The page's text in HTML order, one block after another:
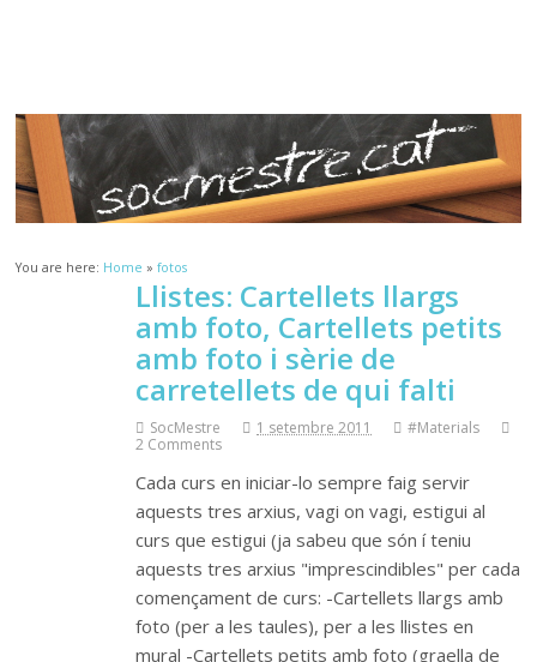
You are here: Home »fotos
Llistes: Cartellets llargs
amb foto, Cartellets petits
amb foto i sèrie de
carretellets de qui falti
SocMestre 1 setembre 2011
#Materials
2 Comments
Cada curs en iniciar-lo sempre faig servir
aquests tres arxius, vagi on vagi, estigui al
curs que estigui (ja sabeu que són í teniu
aquests tres arxius "imprescindibles" per cada
començament de curs: -Cartellets llargs amb
foto (per a les taules), per a les llistes en
mural -Cartellets petits amb foto (graella de